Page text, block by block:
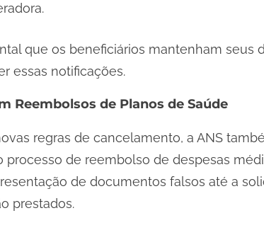
que os beneficiários mantenham seus
essas notificações.
Reembolsos de Planos de Saúde
regras de cancelamento, a ANS
processo de reembolso de despesas
de documentos falsos até a
prestados.